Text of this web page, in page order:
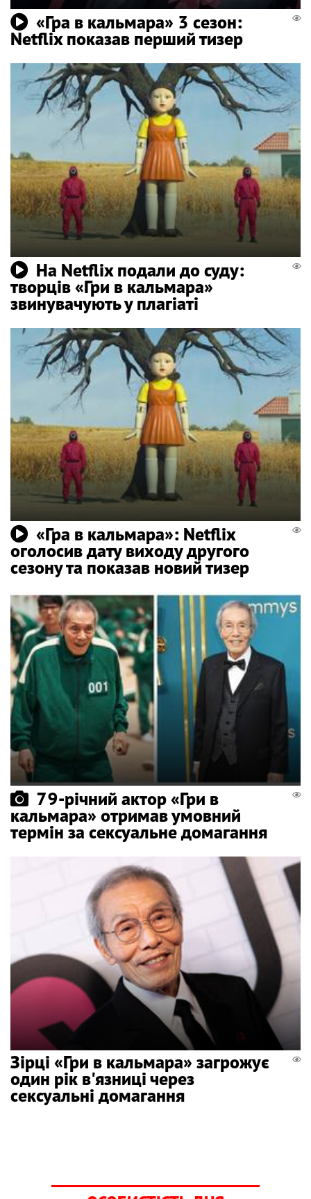
«Гра в кальмара» 3 сезон:
Netflix показав перший тизер
На Netflix подали до суду:
творців «Гри в кальмара»
звинувачують у плагіаті
«Гра в кальмара»: Netflix
оголосив дату виходу другого
сезону та показав новий тизер
79-річний актор «Гри в
кальмара» отримав умовний
термін за сексуальне домагання
Зірці «Гри в кальмара» загрожує
один рік в'язниці через
сексуальні домагання